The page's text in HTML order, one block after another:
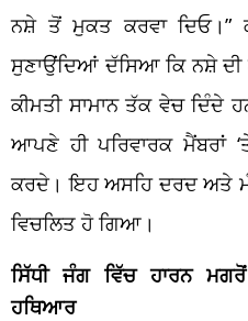
ਨਸ਼ੇ ਤੋਂ ਮੁਕਤ ਕਰਵਾ ਦਿਓ।”
ਸੁਣਾਉਂਦਿਆਂ ਦੱਸਿਆ ਕਿ ਨਸ਼ੇ ਦੀ
ਕੀਮਤੀ ਸਾਮਾਨ ਤੱਕ ਵੇਚ ਦਿੰਦੇ
ਆਪਣੇ ਹੀ ਪਰਿਵਾਰਕ ਮੈਂਬਰਾਂ
ਕਰਦੇ। ਇਹ ਅਸਹਿ ਦਰਦ ਅਤੇ
ਵਿਚਲਿਤ ਹੋ ਗਿਆ।
ਸਿੱਧੀ ਜੰਗ ਵਿੱਚ ਹਾਰਨ
ਹਥਿਆਰ